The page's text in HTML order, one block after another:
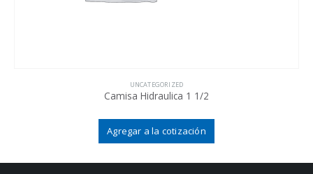
UNCATEGORIZED
Camisa Hidraulica 1 1/2
Agregar a la cotización